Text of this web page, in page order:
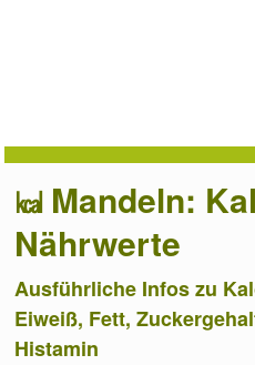
Mandeln:
Nährwerte
Ausführliche Infos zu
Eiweiß, Fett,
Histamin